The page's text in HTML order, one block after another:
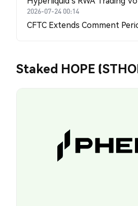
2026-07-24 00:14
CFTC Extends Comment
Staked HOPE